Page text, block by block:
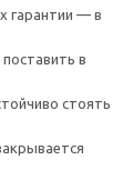
гарантии — в
в
стоять